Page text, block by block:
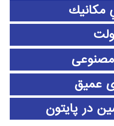
مكانيك
عمیق
در پایتون